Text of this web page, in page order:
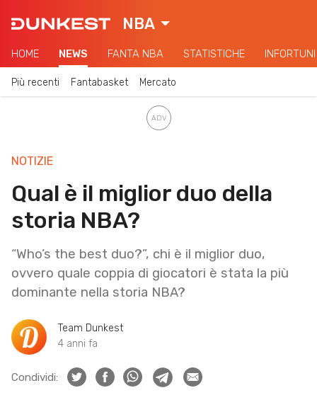
NBA
HOME NEWS FANTA NBA STATISTICHE INFORTUNI
Più recenti Fantabasket Mercato
NOTIZIE
Qual è il miglior duo della
storia NBA?
“Who’s the best duo?”, chi è il miglior duo,
ovvero quale coppia di giocatori è stata la più
dominante nella storia NBA?
Team Dunkest
4 anni fa
Condividi: